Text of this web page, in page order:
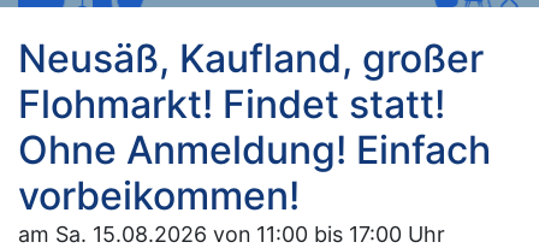
Neusäß, Kaufland, großer
Flohmarkt! Findet statt!
Ohne Anmeldung! Einfach
vorbeikommen!
am Sa. 15.08.2026 von 11:00 bis 17:00 Uhr